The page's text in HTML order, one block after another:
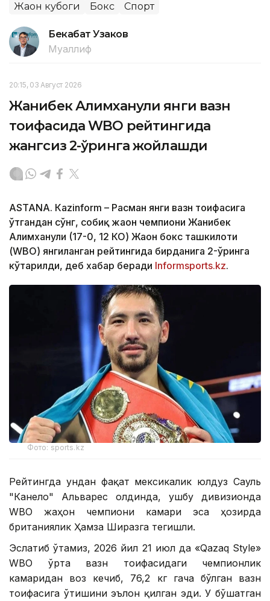
Жаҳон кубоги Бокс Спорт
Бекабат Узаков
Муаллиф
20:15, 03 Август 2026
Жанибек Алимханули янги вазн
тоифасида WBO рейтингида
жангсиз 2-ўринга жойлашди
ASTANА. Кazinform – Расман янги вазн тоифасига
ўтгандан сўнг, собиқ жаҳон чемпиони Жанибек
Алимханули (17-0, 12 КО) Жаҳон бокс ташкилоти
(WBО) янгиланган рейтингида бирданига 2-ўринга
кўтарилди, деб хабар беради Informsports.kz.
Фото: sports.kz
Рейтингда ундан фақат мексикалик юлдуз Сауль
"Канело" Альварес олдинда, ушбу дивизионда
WBО жаҳон чемпиони камари эса ҳозирда
британиялик Ҳамза Ширазга тегишли.
Эслатиб ўтамиз, 2026 йил 21 июл да «Qazaq Style»
WВО ўрта вазн тоифасидаги чемпионлик
камаридан воз кечиб, 76,2 кг гача бўлган вазн
тоифасига ўтишини эълон қилган эди. У бўшатган